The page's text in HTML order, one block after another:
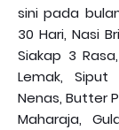
sini pada
30 Hari, Nasi
Siakap 3
Lemak, Siput
Nenas, Butter
Maharaja,